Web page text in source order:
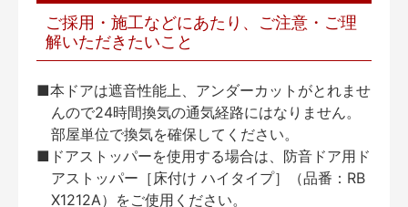
ご採用・施工などにあたり、ご注意・ご理
解いただきたいこと
■本ドアは遮音性能上、アンダーカットがとれませ
んので24時間換気の通気経路にはなりません。
部屋単位で換気を確保してください。
■ドアストッパーを使用する場合は、防音ドア用ド
アストッパー［床付け ハイタイプ］（品番：RB
X1212A）をご使用ください。